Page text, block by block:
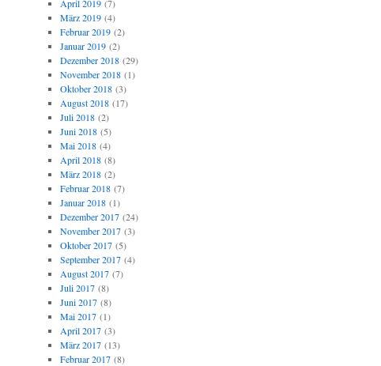
April 2019(7)
März 2019(4)
Februar 2019(2)
Januar 2019(2)
Dezember 2018(29)
November 2018(1)
Oktober 2018(3)
August 2018(17)
Juli 2018(2)
Juni 2018(5)
Mai 2018(4)
April 2018(8)
März 2018(2)
Februar 2018(7)
Januar 2018(1)
Dezember 2017(24)
November 2017(3)
Oktober 2017(5)
September 2017(4)
August 2017(7)
Juli 2017(8)
Juni 2017(8)
Mai 2017(1)
April 2017(3)
März 2017(13)
Februar 2017(8)